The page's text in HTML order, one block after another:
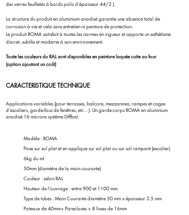
des verres feuilletés à bords polis d’épaisseur 44/2 ).
La structure du produit en aluminium anodisé garantie une absence total de
corrosion à vie et cela sans entretien ni peinture de protection.
Le produit ROMA satisfait à toutes les normes en vigueur et apporte un esthétisme
discret, subtile et moderne à son environnement.
Toute les couleurs du RAL sont disponibles en peinture laquée cuite au four
(option ajoutant un coût)
CARACTERISTIQUE TECHNIQUE
Applications variables (pour terrasses, balcons, mezzanines, rampes et cages
d’escaliers, garde-fous de fenêtres, etc…)​. Un garde-corps ROMA en aluminium
anodisé 16 microns système Diffbat.
Modèle : ROMA
Pose sur sol plat et en applique sur sol plat ou sur sol rampant (escalier)
6kg du ml
50mm (diamètre de la main courante)
Couleur : selon RAL
Hauteur de l’ouvrage : entre 900 et 1100 mm
Type de tubes : Main Courante diamètre 50 mm x épaisseur 2.5 mm
Poteaux de 40mm+ Parecloses + 8 lisses de 16mm